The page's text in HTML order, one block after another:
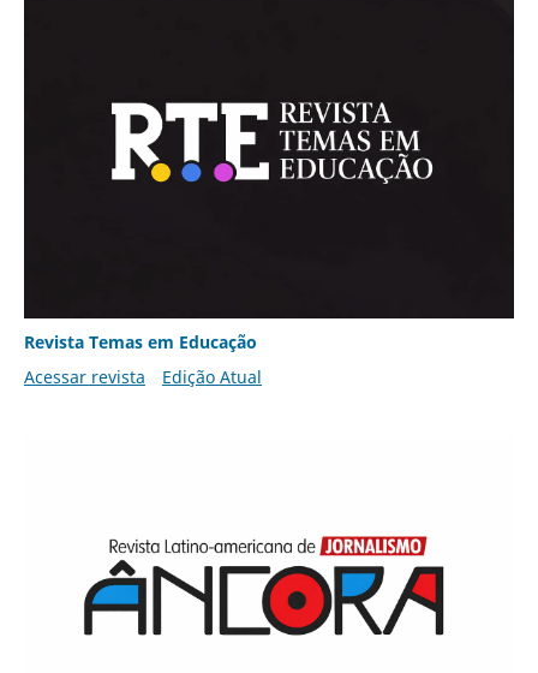
Revista Temas em Educação
Acessar revista
Edição Atual